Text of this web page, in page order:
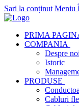
Sari la conținut Meniu
PRIMA
COMPANIA
Despre noi
Istoric
PRODUSE
Cabluri